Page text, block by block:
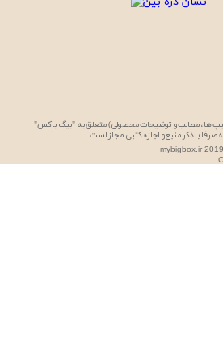
ها، مطالب و توضیحات محصولی) متعلق به "بیگ باکس"
صرفا با ذکر منبع و اجازه کتبی مجاز است.
mybigbox.ir